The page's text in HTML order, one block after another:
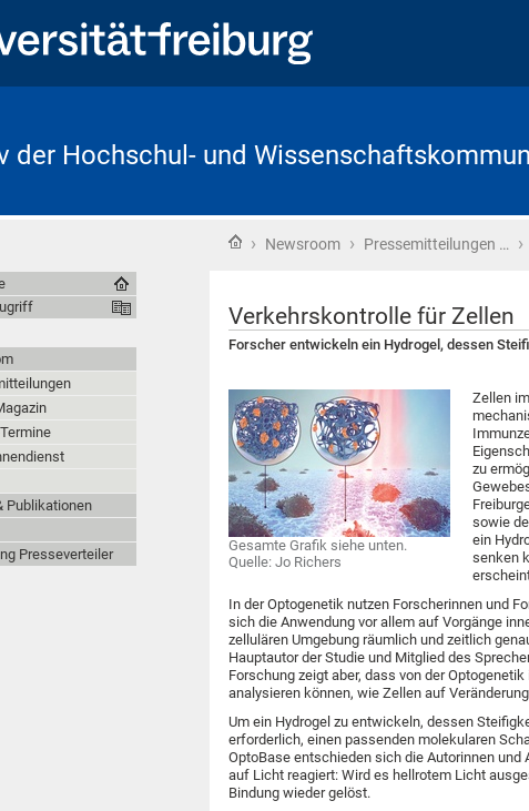
der Hochschul- und
Startseite
› Newsroom › Pressemitteilungen … ›
Verkehrskontrolle für Zellen
Forscher entwickeln ein Hydrogel, dessen
Gesamte Grafik siehe unten.
Quelle: Jo Richers
Zellen
zu
sowie
ein
senken
In der Optogenetik nutzen Forscherinnen und
sich die Anwendung vor allem auf Vorgänge
zellulären Umgebung räumlich und zeitlich
Hauptautor der Studie und Mitglied des
Forschung zeigt aber, dass von der
analysieren können, wie Zellen auf
Um ein Hydrogel zu entwickeln, dessen
erforderlich, einen passenden molekularen
OptoBase entschieden sich die Autorinnen
auf Licht reagiert: Wird es hellrotem Licht
Bindung wieder gelöst.
Publikationen
Presseverteiler